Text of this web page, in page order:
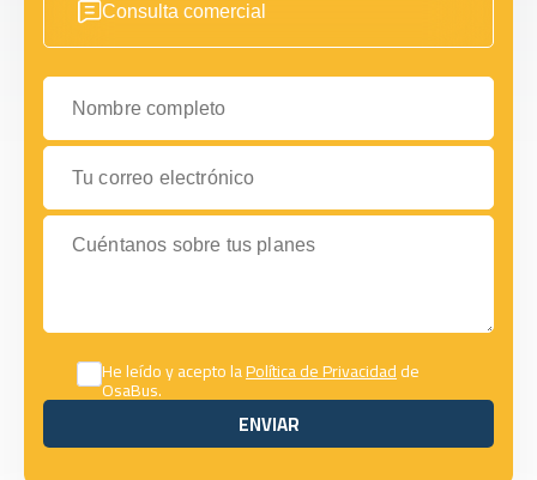
Consulta comercial
Nombre completo
Tu correo electrónico
Cuéntanos sobre tus planes
He leído y acepto laPolítica de Privacidadde
OsaBus.
ENVIAR
ENVIAR